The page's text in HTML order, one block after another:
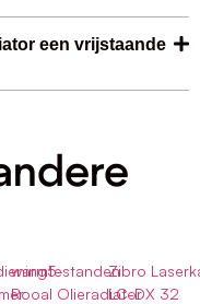
een vrijstaande
warmtestanden
Rooal Olieradiator
Zibro
LC-DX 32